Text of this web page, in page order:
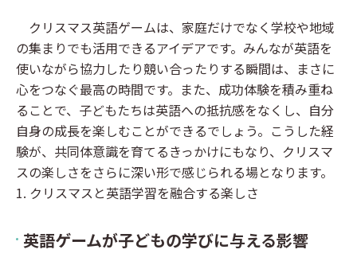
クリスマス英語ゲームは、家庭だけでなく学校や地域
の集まりでも活用できるアイデアです。みんなが英語を
使いながら協力したり競い合ったりする瞬間は、まさに
心をつなぐ最高の時間です。また、成功体験を積み重ね
ることで、子どもたちは英語への抵抗感をなくし、自分
自身の成長を楽しむことができるでしょう。こうした経
験が、共同体意識を育てるきっかけにもなり、クリスマ
スの楽しさをさらに深い形で感じられる場となります。
1. クリスマスと英語学習を融合する楽しさ
英語ゲームが子どもの学びに与える影響